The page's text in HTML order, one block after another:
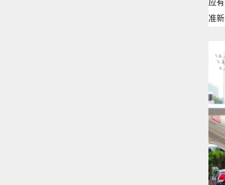
应
准